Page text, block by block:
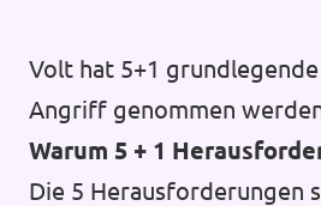
Volt hat 5+1
Angriff genommen
Warum 5 + 1
Die 5 Herausforderungen